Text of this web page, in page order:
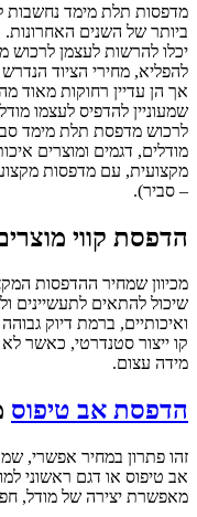
מדפסות תלת מימד נחשבות
ביותר של השנים
יכלו להרשות לעצמן לרכוש
להפליא, מחירי הציוד
אך הן עדיין רחוקות מאוד
שמעוניין להדפיס לעצמו
לרכוש מדפסת תלת מימד
מודלים, דגמים ומוצרים
מקצועית, עם מדפסות
– סביר).
הדפסת קווי
מכיוון שמחיר ההדפסות
שיכול להתאים לתעשיינים
ואיכותיים, ברמת דיוק
קו ייצור סטנדרטי, כאשר
מידה עצום.
הדפסת אב טיפוס
זהו פתרון במחיר אפשרי,
אב טיפוס או דגם ראשוני
מאפשרת יצירה של מודל,